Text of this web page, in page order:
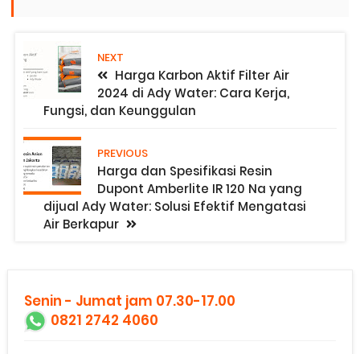
NEXT
Harga Karbon Aktif Filter Air
2024 di Ady Water: Cara Kerja,
Fungsi, dan Keunggulan
PREVIOUS
Harga dan Spesifikasi Resin
Dupont Amberlite IR 120 Na yang
dijual Ady Water: Solusi Efektif Mengatasi
Air Berkapur
Senin - Jumat jam 07.30-17.00
0821 2742 4060